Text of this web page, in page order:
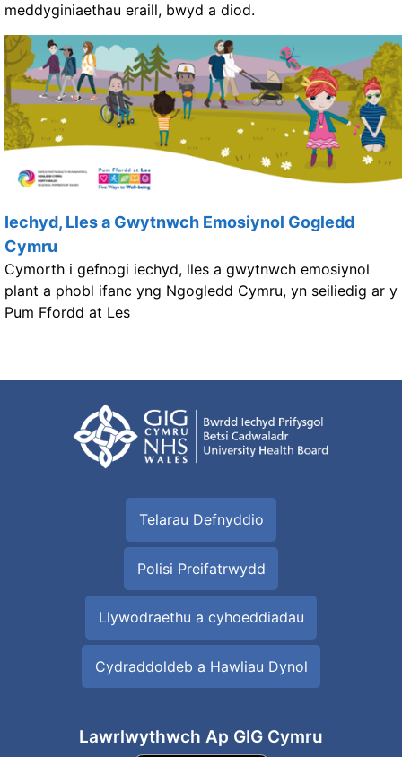
meddyginiaethau eraill, bwyd a diod.
Iechyd, Lles a Gwytnwch Emosiynol Gogledd
Cymru
Cymorth i gefnogi iechyd, lles a gwytnwch emosiynol
plant a phobl ifanc yng Ngogledd Cymru, yn seiliedig ar y
Pum Ffordd at Les
Telarau Defnyddio
Polisi Preifatrwydd
Llywodraethu a cyhoeddiadau
Cydraddoldeb a Hawliau Dynol
Lawrlwythwch Ap GIG Cymru